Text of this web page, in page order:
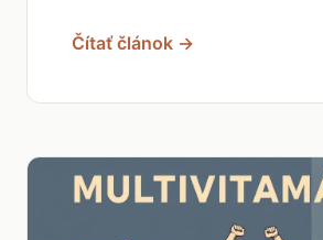
Čítať článok →